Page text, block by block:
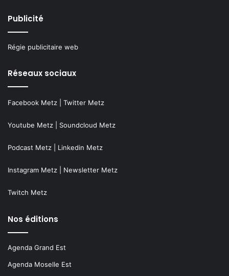
Publicité
Régie publicitaire web
Réseaux sociaux
Facebook Metz Twitter Metz
Youtube Metz Soundcloud Metz
Podcast Metz Linkedin Metz
Instagram Metz Newsletter Metz
Twitch Metz
Nos éditions
Agenda Grand Est
Agenda Moselle Est